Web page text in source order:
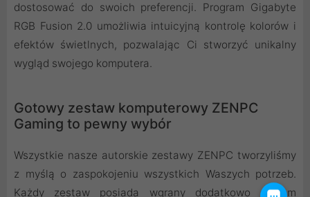
dostosować do swoich preferencji. Program Gigabyte
RGB Fusion 2.0 umożliwia intuicyjną kontrolę kolorów i
efektów świetlnych, pozwalając Ci stworzyć unikalny
wygląd swojego komputera.
Gotowy zestaw komputerowy ZENPC
Gaming to pewny wybór
Wszystkie nasze autorskie zestawy ZENPC tworzyliśmy
z myślą o zaspokojeniu wszystkich Waszych potrzeb.
Każdy zestaw posiada wgrany dodatkowo system